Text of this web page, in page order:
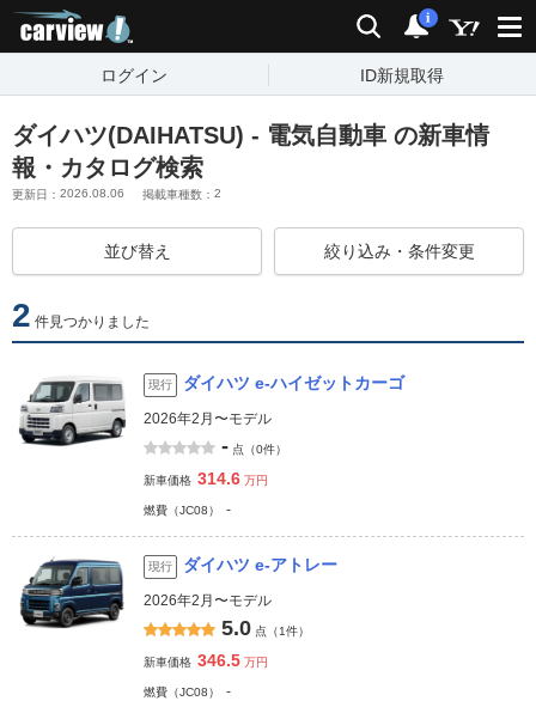
検索 通知
i
ログイン ID新規取得
ダイハツ(DAIHATSU) - 電気自動車 の新車情
報・カタログ検索
更新日： 2026.08.06 掲載車種数： 2
並び替え 絞り込み・条件変更
2 件見つかりました
現行 ダイハツ e-ハイゼットカーゴ
2026年2月〜モデル
- 点（0件）
新車価格 314.6 万円
燃費（JC08） -
現行 ダイハツ e-アトレー
2026年2月〜モデル
5.0 点（1件）
新車価格 346.5 万円
燃費（JC08） -